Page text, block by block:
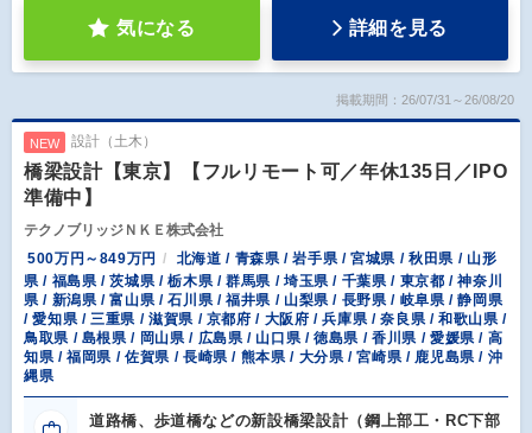
気になる 詳細を見る
掲載期間：26/07/31～26/08/20
NEW 設計（土木）
橋梁設計【東京】【フルリモート可／年休135日／IPO
準備中】
テクノブリッジＮＫＥ株式会社
500万円～849万円
北海道 / 青森県 / 岩手県 / 宮城県 / 秋田県 / 山形
県 / 福島県 / 茨城県 / 栃木県 / 群馬県 / 埼玉県 / 千葉県 / 東京都 / 神奈川
県 / 新潟県 / 富山県 / 石川県 / 福井県 / 山梨県 / 長野県 / 岐阜県 / 静岡県
/ 愛知県 / 三重県 / 滋賀県 / 京都府 / 大阪府 / 兵庫県 / 奈良県 / 和歌山県 /
鳥取県 / 島根県 / 岡山県 / 広島県 / 山口県 / 徳島県 / 香川県 / 愛媛県 / 高
知県 / 福岡県 / 佐賀県 / 長崎県 / 熊本県 / 大分県 / 宮崎県 / 鹿児島県 / 沖
縄県
道路橋、歩道橋などの新設橋梁設計（鋼上部工・RC下部